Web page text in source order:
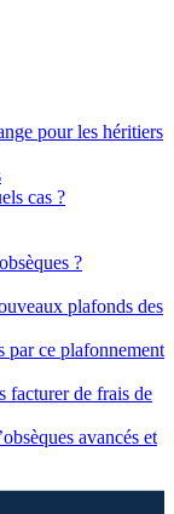
pour les héritiers
cas ?
?
plafonds des
par ce plafonnement
facturer de frais de
avancés et